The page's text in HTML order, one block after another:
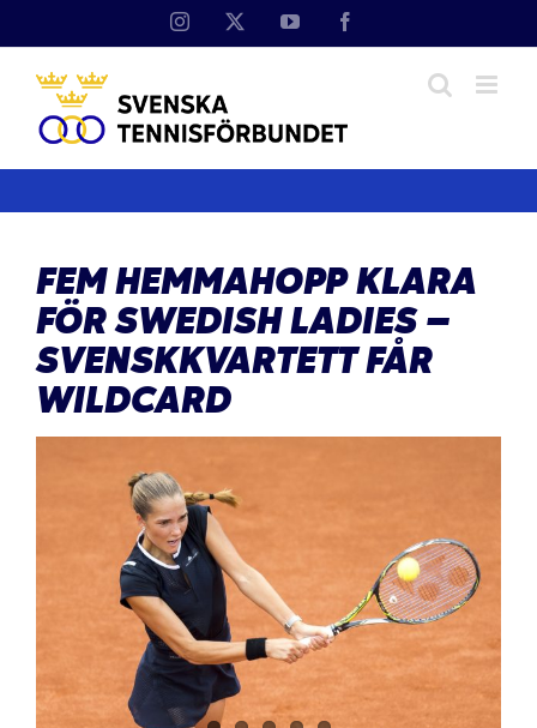
Instagram YouTube
FEM HEMMAHOPP KLARA
FÖR SWEDISH LADIES –
SVENSKKVARTETT FÅR
WILDCARD